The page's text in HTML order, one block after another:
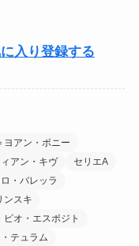
入り登録する
ヨアン・ボニー
アン・キヴ
セリエA
・バレッラ
ンスキ
オ・エスポジト
テュラム